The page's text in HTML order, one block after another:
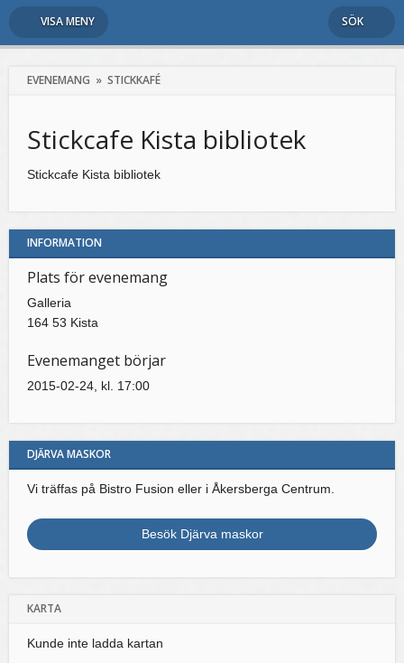
VISA MENY SÖK
EVENEMANG » STICKKAFÉ
Stickcafe Kista bibliotek
Stickcafe Kista bibliotek
INFORMATION
Plats för evenemang
Galleria
164 53 Kista
Evenemanget börjar
2015-02-24, kl. 17:00
DJÄRVA MASKOR
Vi träffas på Bistro Fusion eller i Åkersberga Centrum.
Besök Djärva maskor
KARTA
Kunde inte ladda kartan